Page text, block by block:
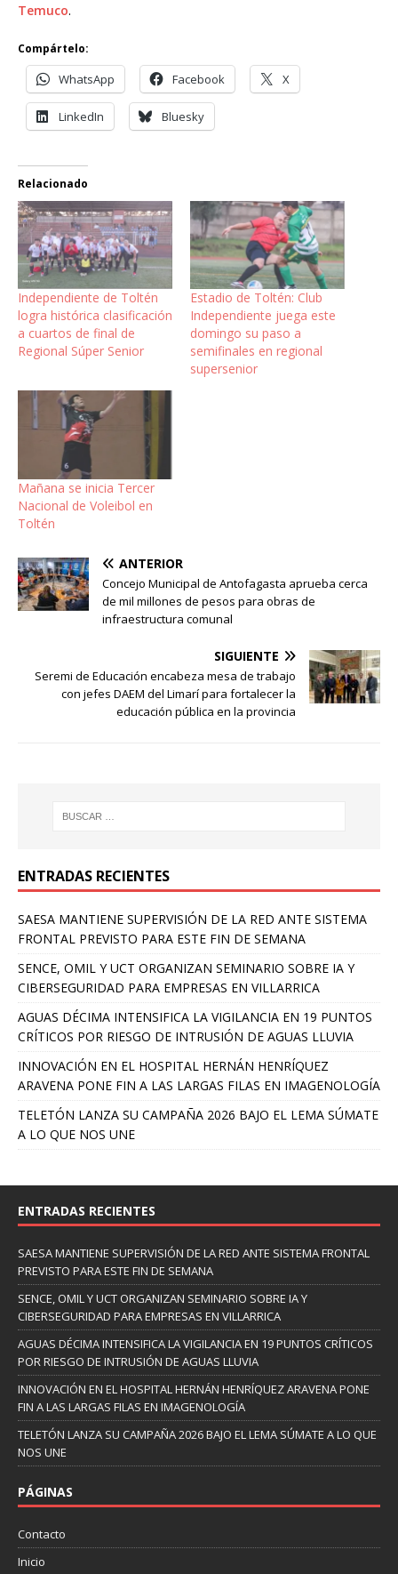
Temuco.
Compártelo:
WhatsApp Facebook X
LinkedIn Bluesky
Relacionado
Independiente de Toltén
logra histórica clasificación
a cuartos de final de
Regional Súper Senior
Estadio de Toltén: Club
Independiente juega este
domingo su paso a
semifinales en regional
supersenior
Mañana se inicia Tercer
Nacional de Voleibol en
Toltén
ANTERIOR
Concejo Municipal de Antofagasta aprueba cerca
de mil millones de pesos para obras de
infraestructura comunal
SIGUIENTE
Seremi de Educación encabeza mesa de trabajo
con jefes DAEM del Limarí para fortalecer la
educación pública en la provincia
ENTRADAS RECIENTES
SAESA MANTIENE SUPERVISIÓN DE LA RED ANTE SISTEMA
FRONTAL PREVISTO PARA ESTE FIN DE SEMANA
SENCE, OMIL Y UCT ORGANIZAN SEMINARIO SOBRE IA Y
CIBERSEGURIDAD PARA EMPRESAS EN VILLARRICA
AGUAS DÉCIMA INTENSIFICA LA VIGILANCIA EN 19 PUNTOS
CRÍTICOS POR RIESGO DE INTRUSIÓN DE AGUAS LLUVIA
INNOVACIÓN EN EL HOSPITAL HERNÁN HENRÍQUEZ
ARAVENA PONE FIN A LAS LARGAS FILAS EN IMAGENOLOGÍA
TELETÓN LANZA SU CAMPAÑA 2026 BAJO EL LEMA SÚMATE
A LO QUE NOS UNE
ENTRADAS RECIENTES
SAESA MANTIENE SUPERVISIÓN DE LA RED ANTE SISTEMA FRONTAL
PREVISTO PARA ESTE FIN DE SEMANA
SENCE, OMIL Y UCT ORGANIZAN SEMINARIO SOBRE IA Y
CIBERSEGURIDAD PARA EMPRESAS EN VILLARRICA
AGUAS DÉCIMA INTENSIFICA LA VIGILANCIA EN 19 PUNTOS CRÍTICOS
POR RIESGO DE INTRUSIÓN DE AGUAS LLUVIA
INNOVACIÓN EN EL HOSPITAL HERNÁN HENRÍQUEZ ARAVENA PONE
FIN A LAS LARGAS FILAS EN IMAGENOLOGÍA
TELETÓN LANZA SU CAMPAÑA 2026 BAJO EL LEMA SÚMATE A LO QUE
NOS UNE
PÁGINAS
Contacto
Inicio